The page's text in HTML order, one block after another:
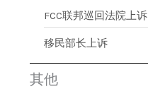
FCC联邦巡回法院上诉
移民部长上诉
其他